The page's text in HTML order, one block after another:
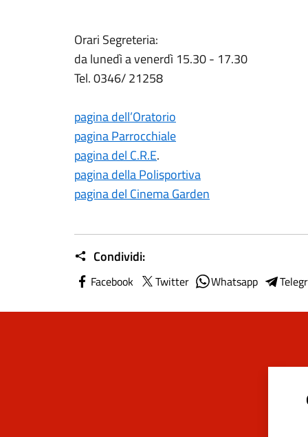
Orari Segreteria:
da lunedì a venerdì 15.30 - 17.30
Tel. 0346/ 21258
pagina dell’Oratorio
pagina Parrocchiale
pagina del C.R.E.
pagina della Polisportiva
pagina del Cinema Garden
Condividi:
Facebook Twitter Whatsapp